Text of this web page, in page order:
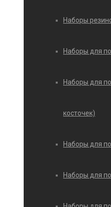
Наборы
Наборы для
Наборы для
косточек)
Наборы для
Наборы для